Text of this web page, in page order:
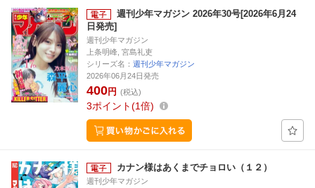
週刊少年マガジン 2026年30号[2026年6月24
日発売]
週刊少年マガジン
上条明峰, 宮島礼吏
シリーズ名： 週刊少年マガジン
2026年06月24日発売
400円 (税込)
3ポイント 1倍
カナン様はあくまでチョロい（１２）
週刊少年マガジン